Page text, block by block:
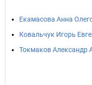
Екамасова Анна
Ковальчук Игорь
Токмаков Александр